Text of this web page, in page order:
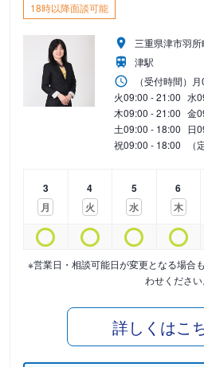
18時以降面談可能
三重県津市羽
津駅
（受付時間） 月
火09:00 - 21:00 水
木09:00 - 21:00 金
土09:00 - 18:00 日
祝09:00 - 18:00 （
3
月
4
火
5
水
6
木
※営業日・相談可能日が変更となる場合
わせください
詳しくはこ